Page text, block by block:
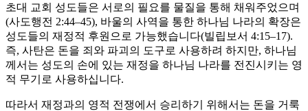
초대 교회 성도들은 서로의 필요를 물질을 통해 채워주었으며
(사도행전 2:44–45), 바울의 사역을 통한 하나님 나라의 확장은
성도들의 재정적 후원으로 가능했습니다(빌립보서 4:15–17).
즉, 사탄은 돈을 죄와 파괴의 도구로 사용하려 하지만, 하나님
께서는 성도의 손에 있는 재정을 하나님 나라를 전진시키는 영
적 무기로 사용하십니다.
따라서 재정과의 영적 전쟁에서 승리하기 위해서는 돈을 거룩